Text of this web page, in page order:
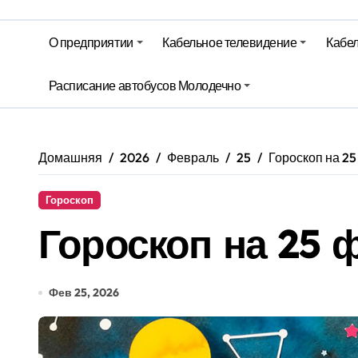
Беларусь закупает российские
Ход уборочной, сев озимых и
Территория Здоровья –
О предприятии Кабельное телевидение
Расписание автобусов Молодечно
Домашняя 2026 Февраль 25 Гороскоп на
Гороскоп
Гороскоп на 25
Фев 25, 2026